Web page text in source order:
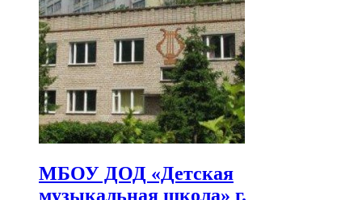
МБОУ ДОД «Детская
музыкальная школа» г.